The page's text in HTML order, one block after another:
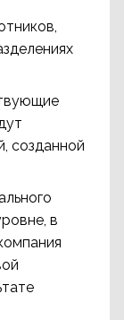
созданной
в